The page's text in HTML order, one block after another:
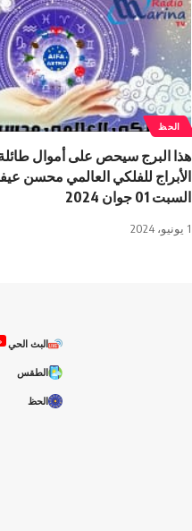
الحظ
هذا البرج سيحص على أموال
الأبراج للفلكي العالمي محسن
السبت 01 جوان 2024
1 يونيو، 2024
البث الحي
الطقس
الحظ